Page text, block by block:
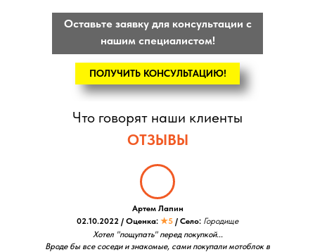
ПОЛУЧИТЬ КОНСУЛЬТАЦИЮ!
Оставьте заявку для консультации с
нашим специалистом!
Что говорят наши клиенты
ОТЗЫВЫ
Хотел "пощупать" перед покупкой...
Вроде бы все соседи и знакомые, сами покупали мотоблок в
Артем Лапин
02.10.2022 / Оценка: ★5 / Село: Городище